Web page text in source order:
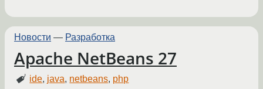
Новости — Разработка
Apache NetBeans 27
ide, java, netbeans, php